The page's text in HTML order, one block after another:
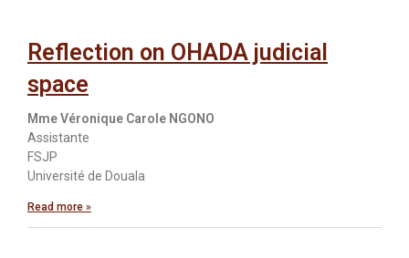
Reflection on OHADA judicial
space
Mme Véronique Carole NGONO
Assistante
FSJP
Université de Douala
Read more »